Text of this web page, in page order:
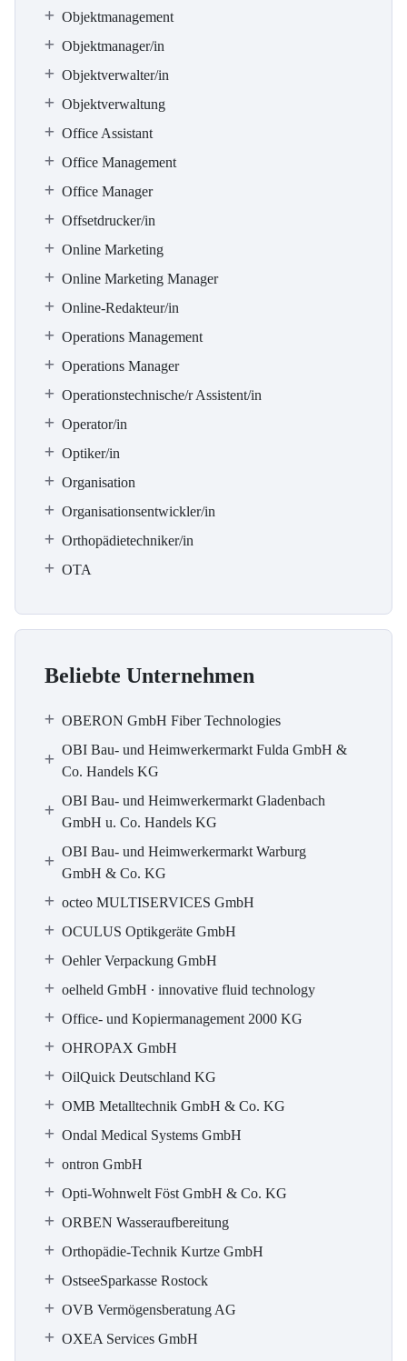
Objektmanagement
Objektmanager/in
Objektverwalter/in
Objektverwaltung
Office Assistant
Office Management
Office Manager
Offsetdrucker/in
Online Marketing
Online Marketing Manager
Online-Redakteur/in
Operations Management
Operations Manager
Operationstechnische/r Assistent/in
Operator/in
Optiker/in
Organisation
Organisationsentwickler/in
Orthopädietechniker/in
OTA
Beliebte Unternehmen
OBERON GmbH Fiber Technologies
OBI Bau- und Heimwerkermarkt Fulda GmbH &
Co. Handels KG
OBI Bau- und Heimwerkermarkt Gladenbach
GmbH u. Co. Handels KG
OBI Bau- und Heimwerkermarkt Warburg
GmbH & Co. KG
octeo MULTISERVICES GmbH
OCULUS Optikgeräte GmbH
Oehler Verpackung GmbH
oelheld GmbH ∙ innovative fluid technology
Office- und Kopiermanagement 2000 KG
OHROPAX GmbH
OilQuick Deutschland KG
OMB Metalltechnik GmbH & Co. KG
Ondal Medical Systems GmbH
ontron GmbH
Opti-Wohnwelt Föst GmbH & Co. KG
ORBEN Wasseraufbereitung
Orthopädie-Technik Kurtze GmbH
OstseeSparkasse Rostock
OVB Vermögensberatung AG
OXEA Services GmbH